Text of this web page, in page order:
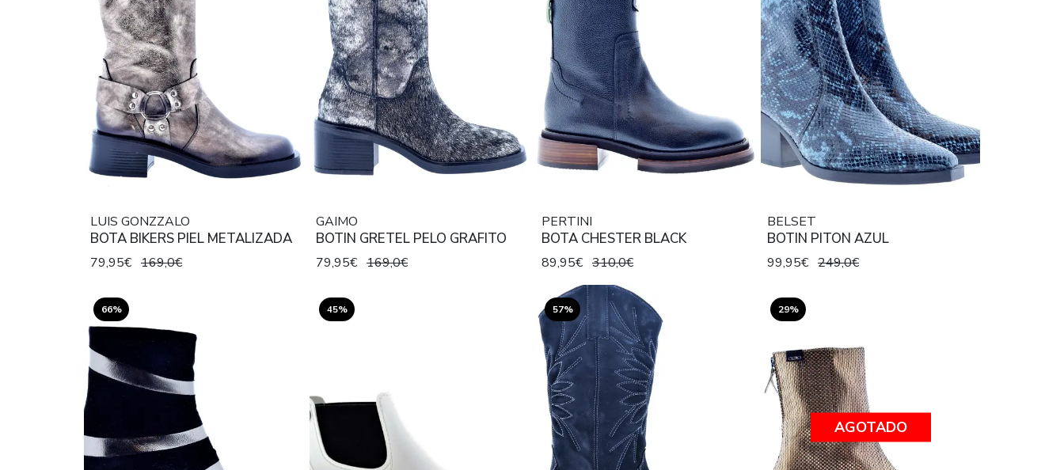
LUIS GONZZALO
BOTA BIKERS PIEL METALIZADA
79,95€ 169,0€
GAIMO
BOTIN GRETEL PELO GRAFITO
79,95€ 169,0€
PERTINI
BOTA CHESTER BLACK
89,95€ 310,0€
BELSET
BOTIN PITON AZUL
99,95€ 249,0€
66% 45% 57% 29%
AGOTADO